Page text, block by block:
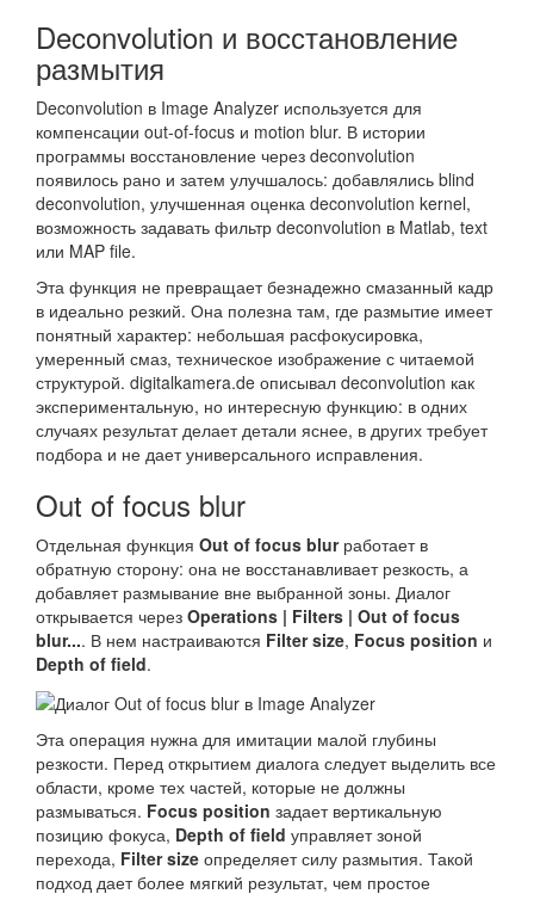
Deconvolution и восстановление
размытия
Deconvolution в Image Analyzer используется для
компенсации out-of-focus и motion blur. В истории
программы восстановление через deconvolution
появилось рано и затем улучшалось: добавлялись blind
deconvolution, улучшенная оценка deconvolution kernel,
возможность задавать фильтр deconvolution в Matlab, text
или MAP file.
Эта функция не превращает безнадежно смазанный кадр
в идеально резкий. Она полезна там, где размытие имеет
понятный характер: небольшая расфокусировка,
умеренный смаз, техническое изображение с читаемой
структурой. digitalkamera.de описывал deconvolution как
экспериментальную, но интересную функцию: в одних
случаях результат делает детали яснее, в других требует
подбора и не дает универсального исправления.
Out of focus blur
Отдельная функция Out of focus blurработает в
обратную сторону: она не восстанавливает резкость, а
добавляет размывание вне выбранной зоны. Диалог
открывается через Operations | Filters | Out of focus
blur.... В нем настраиваются Filter size, Focus position и
Depth of field.
Эта операция нужна для имитации малой глубины
резкости. Перед открытием диалога следует выделить все
области, кроме тех частей, которые не должны
размываться. Focus position задает вертикальную
позицию фокуса, Depth of field управляет зоной
перехода, Filter size определяет силу размытия. Такой
подход дает более мягкий результат, чем простое